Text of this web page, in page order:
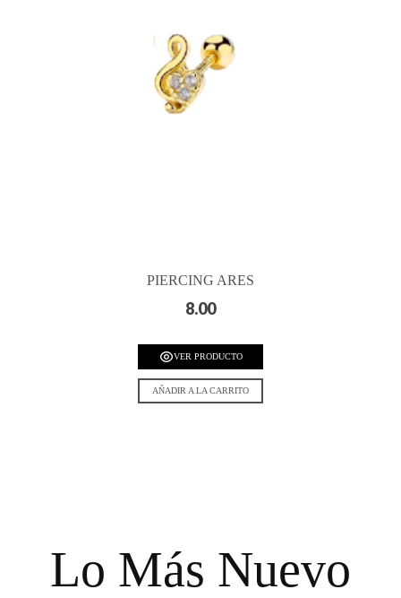
PIERCING ARES
8.00
VER PRODUCTO
AÑADIR A LA CARRITO
Lo Más Nuevo